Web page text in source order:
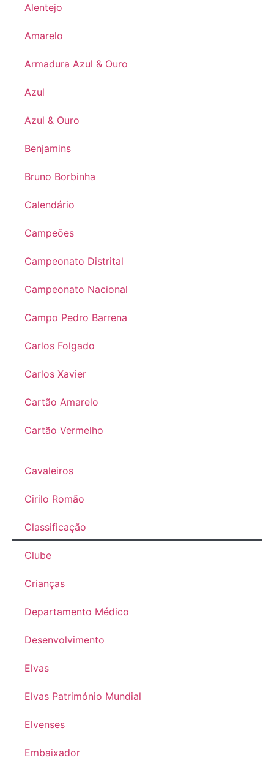
Alentejo
Amarelo
Armadura Azul & Ouro
Azul
Azul & Ouro
Benjamins
Bruno Borbinha
Calendário
Campeões
Campeonato Distrital
Campeonato Nacional
Campo Pedro Barrena
Carlos Folgado
Carlos Xavier
Cartão Amarelo
Cartão Vermelho
Cavaleiros
Cirilo Romão
Classificação
Clube
Crianças
Departamento Médico
Desenvolvimento
Elvas
Elvas Património Mundial
Elvenses
Embaixador